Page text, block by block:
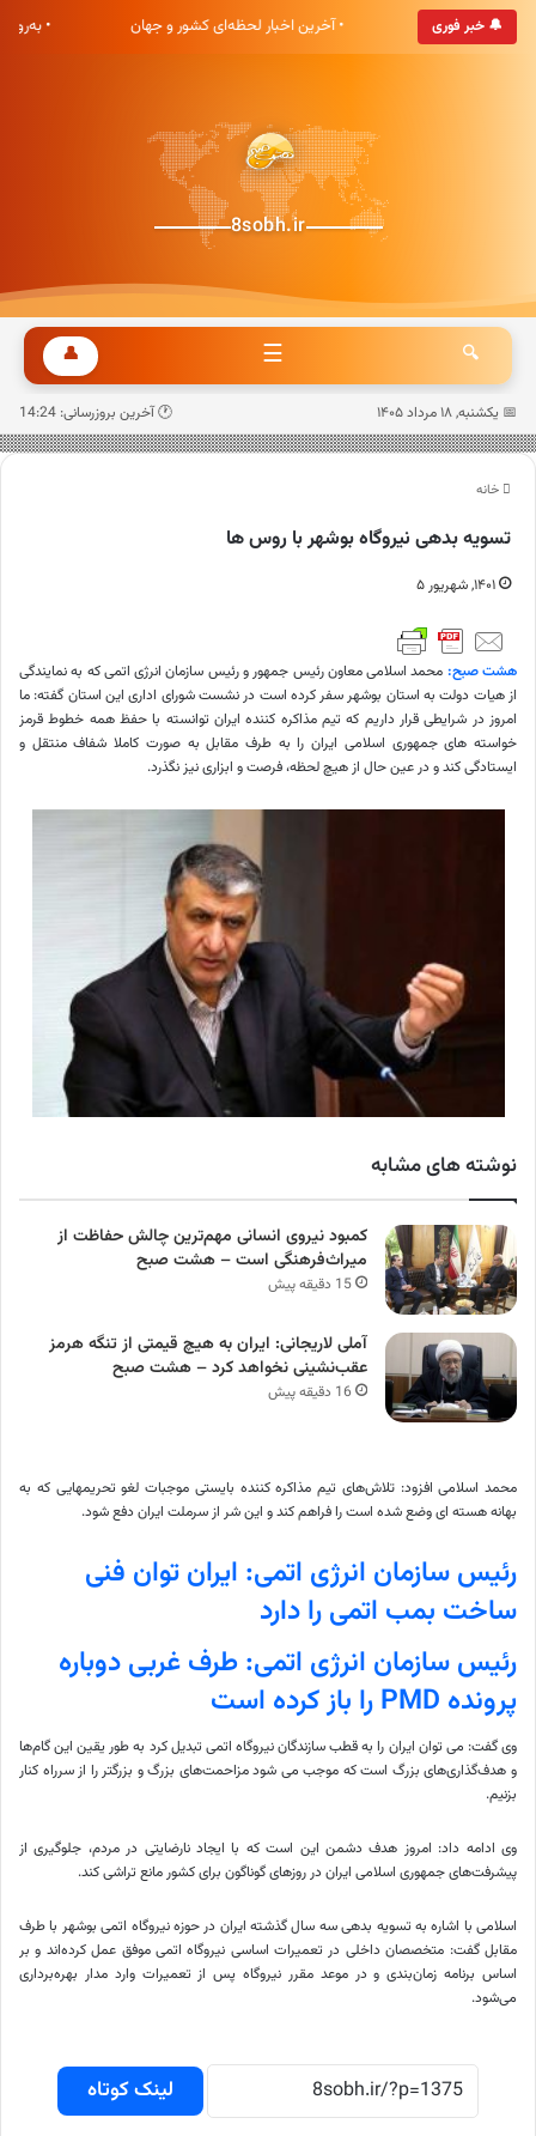
🔔 خبر فوری
صبح خوش آمدید • آخرین اخبار لحظه‌ای کشور و جهان •
8sobh.ir
🔍
☰
👤
📅 یکشنبه, ۱۸ مرداد ۱۴۰۵ 🕐 آخرین بروزرسانی: 14:24
خانه
تسویه بدهی نیروگاه بوشهر با روس ها
۱۴۰۱, شهریور ۵
هشت صبح: محمد اسلامی معاون رئیس جمهور و رئیس سازمان انرژی اتمی که به نمایندگی
از هیات دولت به استان بوشهر سفر کرده است در نشست شورای اداری این استان گفته: ما
امروز در شرایطی قرار داریم که تیم مذاکره کننده ایران توانسته با حفظ همه خطوط قرمز
خواسته های جمهوری اسلامی ایران را به طرف مقابل به صورت کاملا شفاف منتقل و
ایستادگی کند و در عین حال از هیچ لحظه، فرصت و ابزاری نیز نگذرد.
نوشته های مشابه
کمبود نیروی انسانی مهم‌ترین چالش حفاظت از
میراث‌فرهنگی است – هشت صبح
15 دقیقه پیش
آملی‌ لاریجانی: ایران به هیچ قیمتی از تنگه هرمز
عقب‌نشینی نخواهد کرد – هشت صبح
16 دقیقه پیش
محمد اسلامی افزود: تلاش‌های تیم مذاکره کننده بایستی موجبات لغو تحریمهایی که به
بهانه هسته ای وضع شده است را فراهم کند و این شر از سرملت ایران دفع شود.
رئیس سازمان انرژی اتمی: ایران توان فنی
ساخت بمب اتمی را دارد
رئیس سازمان انرژی اتمی: طرف غربی دوباره
پرونده ‌PMD را باز کرده‌ است
وی گفت: می توان ایران را به قطب سازندگان نیروگاه اتمی تبدیل کرد به طور یقین این گام‌ها
و هدف‌گذاری‌های بزرگ است که موجب می شود مزاحمت‌های بزرگ و بزرگتر را از سرراه کنار
بزنیم.
وی ادامه داد: امروز هدف دشمن این است که با ایجاد نارضایتی در مردم، جلوگیری از
پیشرفت‌های جمهوری اسلامی ایران در روزهای گوناگون برای کشور مانع تراشی کند.
اسلامی با اشاره به تسویه بدهی سه سال گذشته ایران در حوزه‌ نیروگاه اتمی بوشهر با طرف
مقابل گفت: متخصصان داخلی در تعمیرات اساسی نیروگاه اتمی موفق عمل کرده‌اند و بر
اساس برنامه زمان‌بندی و در موعد مقرر نیروگاه پس از تعمیرات وارد مدار بهره‌برداری
می‌شود.
لینک کوتاه